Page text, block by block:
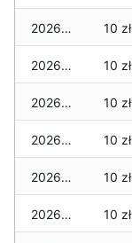
2026-05-30 10 zł
2026-05-29 10 zł
2026-05-28 10 zł
2026-05-27 10 zł
2026-05-26 10 zł
2026-05-25 10 zł